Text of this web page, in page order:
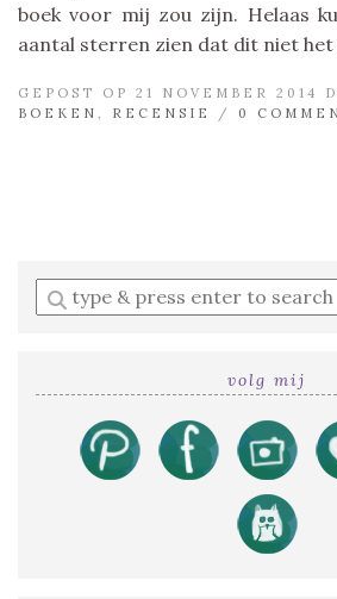
boek voor mij zou zijn. Helaas
aantal sterren zien dat dit niet het
GEPOST OP 21 NOVEMBER 2014
BOEKEN
RECENSIE / 0
Enter
a
volg mij